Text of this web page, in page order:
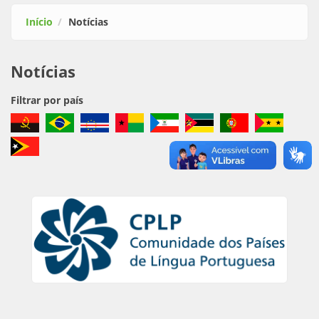
Início Notícias
Notícias
Filtrar por país